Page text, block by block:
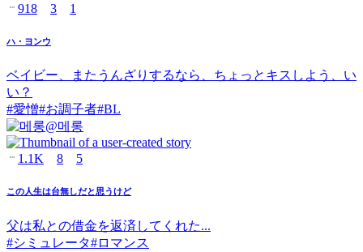
918 3 1
ハ・ヨンウ
ベイビー、またうんざりするなら、ちょっとキスしよう、い
い？
#愛憎#お調子者#BL
@메롱
1.1K 8 5
この人生は台無しだと思うけど
父は私との借金を返済してくれた...
#シミュレータ#ロマンス